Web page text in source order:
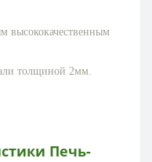
высококачественным
толщиной 2мм.
Печь-